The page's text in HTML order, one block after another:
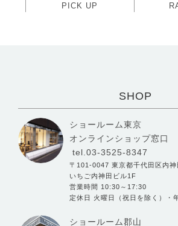
PICK UP
SHOP
ショールーム東京
オンラインショップ窓口
tel.03-3525-8347
〒101-0047 東京都千代田区内
いちご内神田ビル1F
営業時間 10:30～17:30
定休日 火曜日（祝日を除く）・
ショールーム郡山